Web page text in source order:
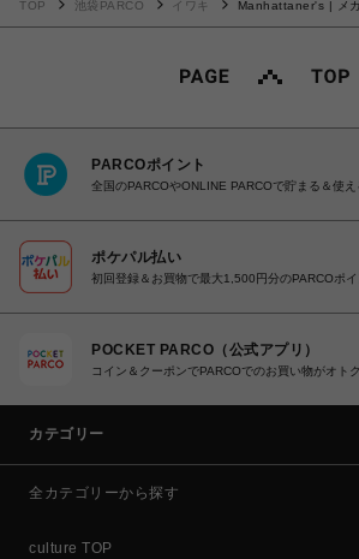
TOP 池袋PARCO イワキ
Manhattaner's | メ
PARCOポイント
全国のPARCOやONLINE PARCOで貯まる＆使え
ポケパル払い
初回登録＆お買物で最大1,500円分のPARCOポ
POCKET PARCO（公式アプリ）
コイン＆クーポンでPARCOでのお買い物がオト
カテゴリー
全カテゴリーから探す
culture TOP